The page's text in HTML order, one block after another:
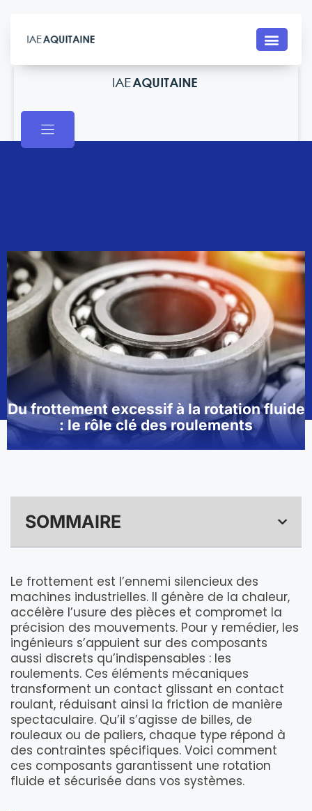
Du frottement excessif à la rotation fluide
: le rôle clé des roulements
SOMMAIRE
Le frottement est l’ennemi silencieux des
machines industrielles. Il génère de la chaleur,
accélère l’usure des pièces et compromet la
précision des mouvements. Pour y remédier, les
ingénieurs s’appuient sur des composants
aussi discrets qu’indispensables : les
roulements. Ces éléments mécaniques
transforment un contact glissant en contact
roulant, réduisant ainsi la friction de manière
spectaculaire. Qu’il s’agisse de billes, de
rouleaux ou de paliers, chaque type répond à
des contraintes spécifiques. Voici comment
ces composants garantissent une rotation
fluide et sécurisée dans vos systèmes.